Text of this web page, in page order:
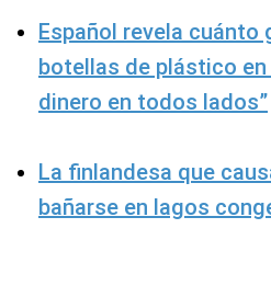
Español revela cuánto
botellas de plástico en
dinero en todos lados”
La finlandesa que
bañarse en lagos